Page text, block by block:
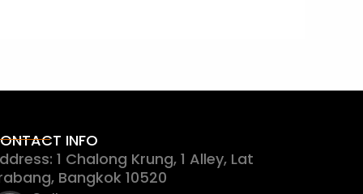
INFO
1 Chalong Krung, 1 Alley, Lat
Bangkok 10520